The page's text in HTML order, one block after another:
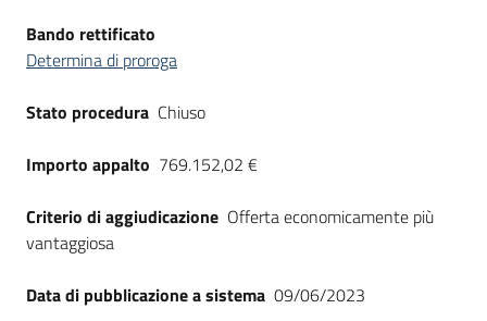
Bando rettificato
Determina di proroga
Stato procedura Chiuso
Importo appalto 769.152,02 €
Criterio di aggiudicazione Offerta economicamente più
vantaggiosa
Data di pubblicazione a sistema 09/06/2023